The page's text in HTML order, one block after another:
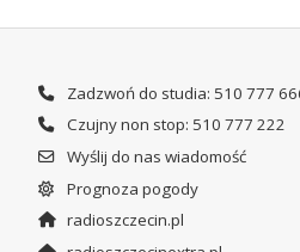
Zadzwoń do studia: 510 777
Czujny non stop: 510 777 222
Wyślij do nas wiadomość
Prognoza pogody
radioszczecin.pl